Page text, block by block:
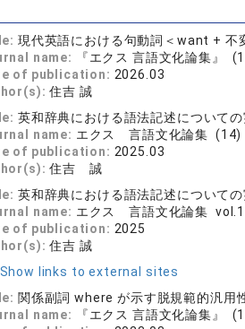
現代英語における句動詞＜want + 不
name:
『エクス 言語文化論集』
of publication: 2026.03
住吉 誠
英和辞典における語法記述について
name: エクス 言語文化論集 (14)
of publication: 2025.03
住吉 誠
英和辞典における語法記述について
name: エクス 言語文化論集
of publication: 2025
住吉 誠
Show links to external sites
関係副詞 where が示す脱規範的汎用
name:
『エクス 言語文化論集』